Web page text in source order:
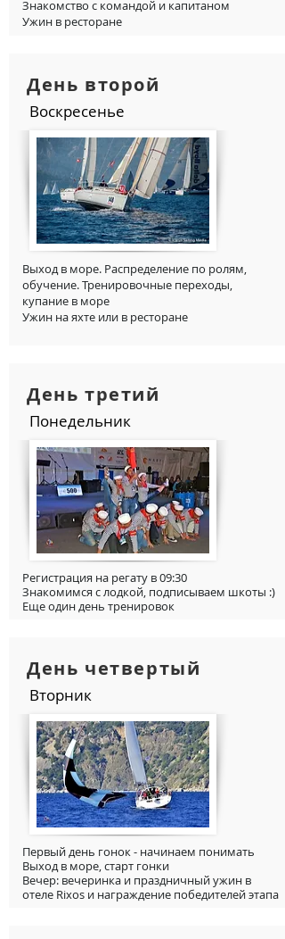
Знакомство с командой и капитаном
Ужин в ресторане
День второй
Воскресеньe
Выход в море. Распределение по ролям,
обучение. Тренировочные переходы,
купание в море
Ужин на яхте или в ресторане
День третий
Понедельник
Регистрация на регату в 09:30
Знакомимся с лодкой, подписываем шкоты :)
Еще один день тренировок
День четвертый
Вторник
Первый день гонок - начинаем понимать
Выход в море, старт гонки
Вечер: вечеринка и праздничный ужин в
отеле Rixos и награждение победителей этапа